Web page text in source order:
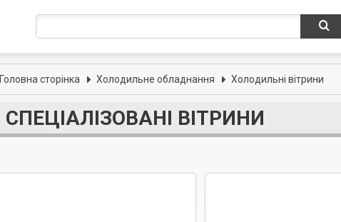
Головна сторінка Холодильне обладнання Холодильні вітрини
СПЕЦІАЛІЗОВАНІ ВІТРИНИ